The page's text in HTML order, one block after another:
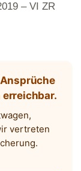
– VI ZR
vertreten